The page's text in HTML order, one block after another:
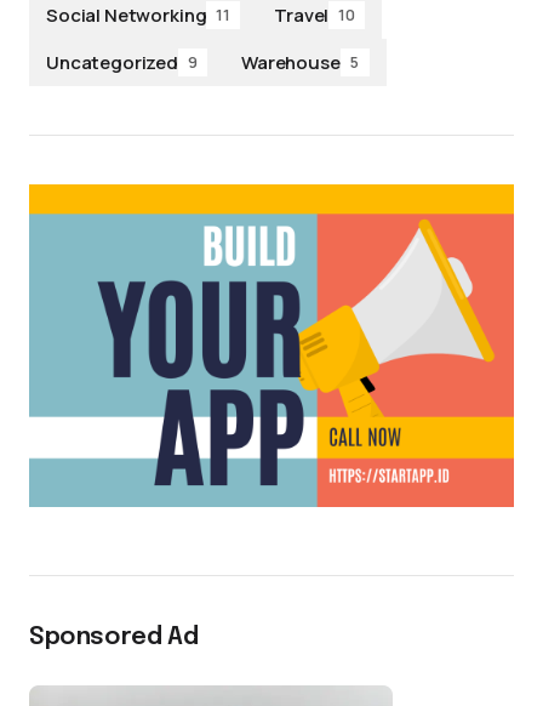
Social Networking 11 Travel 10
Uncategorized 9 Warehouse 5
Sponsored Ad